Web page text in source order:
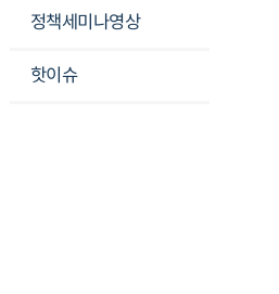
정책세미나영상
핫이슈